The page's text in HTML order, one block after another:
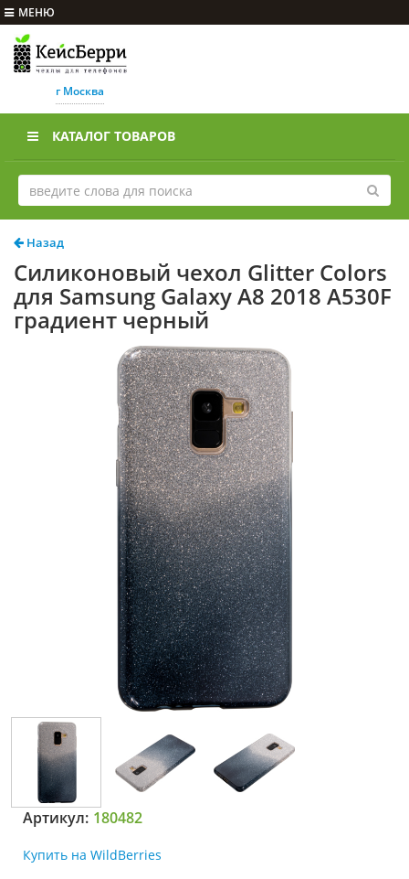
МЕНЮ
г Москва
КАТАЛОГ ТОВАРОВ
Назад
Силиконовый чехол Glitter Colors
для Samsung Galaxy A8 2018 A530F
градиент черный
Артикул: 180482
Купить на WildBerries